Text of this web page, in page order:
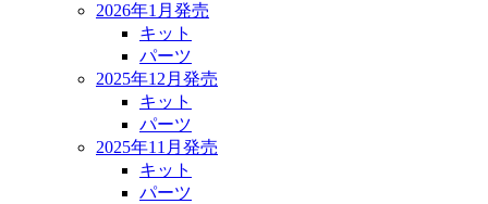
2026年1月発売
キット
パーツ
2025年12月発売
キット
パーツ
2025年11月発売
キット
パーツ